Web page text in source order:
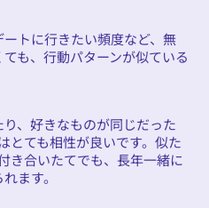
トに行きたい頻度など、無
も、行動パターンが似ている
、好きなものが同じだった
とても相性が良いです。似た
き合いたてでも、長年一緒に
ます。